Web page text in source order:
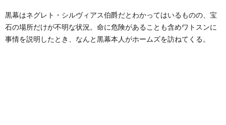
黒幕はネグレト・シルヴィアス伯爵だとわかってはいるものの、宝
石の場所だけが不明な状況。命に危険があることも含めワトスンに
事情を説明したとき、なんと黒幕本人がホームズを訪ねてくる。